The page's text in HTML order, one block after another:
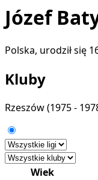
Józef
Polska, urodził się
Kluby
Rzeszów(1975 -
Wiek